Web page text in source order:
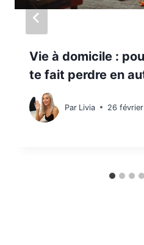
Vie à domicile :
te fait perdre en
Par Livia 26